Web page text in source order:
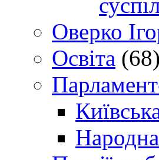
Оверко
Освіта (68)